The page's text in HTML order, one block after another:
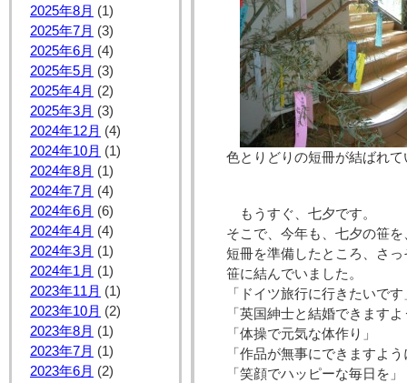
2025年8月 (1)
2025年7月 (3)
2025年6月 (4)
2025年5月 (3)
2025年4月 (2)
2025年3月 (3)
2024年12月 (4)
2024年10月 (1)
2024年8月 (1)
2024年7月 (4)
2024年6月 (6)
2024年4月 (4)
2024年3月 (1)
2024年1月 (1)
2023年11月 (1)
2023年10月 (2)
2023年8月 (1)
2023年7月 (1)
2023年6月 (2)
色とりどりの短冊が結ばれ
もうすぐ、七夕です。
そこで、今年も、七夕の笹
短冊を準備したところ、さ
笹に結んでいました。
「ドイツ旅行に行きたいです
「英国紳士と結婚できます
「体操で元気な体作り」
「作品が無事にできますよ
「笑顔でハッピーな毎日を」